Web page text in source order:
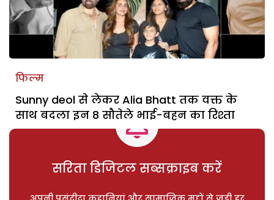
फिल्म
Sunny deol से लेकर Alia Bhatt तक वक्त के
साथ बदला इन 8 सौतेले भाई-बहन का रिश्ता
सरिता डिजिटल सब्सक्राइब करें